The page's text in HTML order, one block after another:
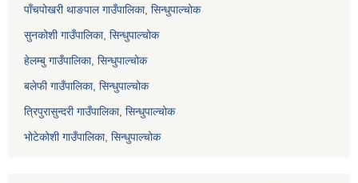
पाँचपोखरी थाङपाल गाउँपालिका, सिन्धुपाल्चोक
सुनकोशी गाउँपालिका, सिन्धुपाल्चोक
हेलम्बु गाउँपालिका, सिन्धुपाल्चोक
बलेफी गाउँपालिका, सिन्धुपाल्चोक
त्रिपुरासुन्दरी गाउँपालिका, सिन्धुपाल्चोक
भोटेकोशी गाउँपालिका, सिन्धुपाल्चोक